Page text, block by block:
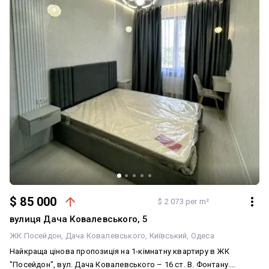
$ 85 000 $ 2 073 per m²
вулиця Дача Ковалевського, 5
ЖК Посейдон Дача Ковалевського Київський Одеса
Найкраща цінова пропозиція на 1-кімнатну квартиру в ЖК
"Посейдон", вул. Дача Ковалевського – 16 ст. В. Фонтану.